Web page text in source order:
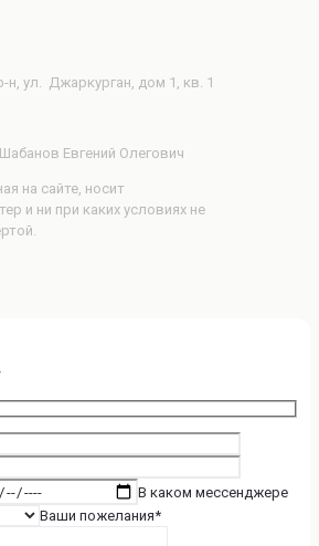
н, ул. Джаркурган, дом 1, кв. 1
Евгений Олегович
на сайте, носит
и ни при каких условиях не
В каком мессенджере
Ваши пожелания*